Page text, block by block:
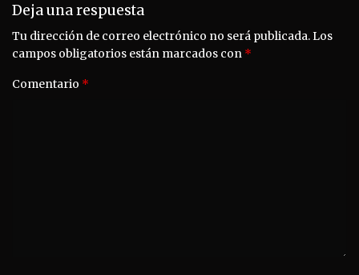
Deja una respuesta
Tu dirección de correo electrónico no será publicada.Los
campos obligatorios están marcados con *
Comentario *